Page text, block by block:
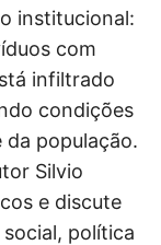
institucional:
com
infiltrado
condições
população.
Silvio
e discute
política